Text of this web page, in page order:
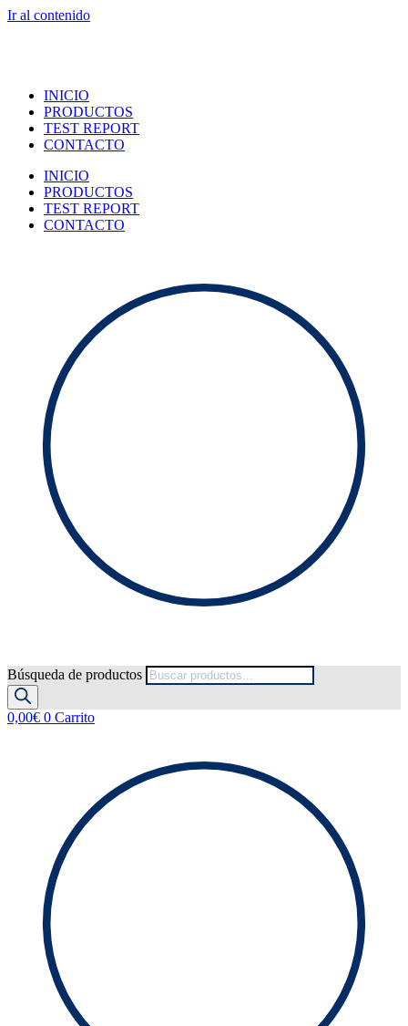
Ir al contenido
INICIO
PRODUCTOS
TEST REPORT
CONTACTO
INICIO
PRODUCTOS
TEST REPORT
CONTACTO
Búsqueda de productos
0,00€ 0 Carrito